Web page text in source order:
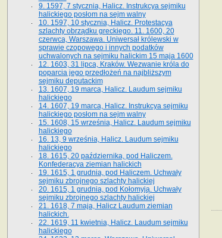
9. 1597, 7 stycznia, Halicz. Instrukcya sejmiku
halickiego posłom na sejm walny
10. 1597, 10 stycznia, Halicz. Protestacya
szlachty obrządku greckiego. 11. 1600, 20
czerwca, Warszawa. Uniwersał królewski w
sprawie czopowego i innych podatków
uchwalonych na sejmiku halickim 15 maja 1600
12. 1603, 31 lipca, Kraków. Wezwanie króla do
poparcia jego przedłożeń na najbliższym
sejmiku deputackim
13. 1607, 19 marca, Halicz. Laudum sejmiku
halickiego
14. 1607, 19 marca, Halicz. Instrukcya sejmiku
halickiego posłom na sejm walny
15. 1608, 15 września, Halicz. Laudum sejmiku
halickiego
16. 13, 9 września, Halicz. Laudum sejmiku
halickiego
18. 1615, 20 października, pod Haliczem.
Konfederacya ziemian halickich
19. 1615, 1 grudnia, pod Haliczem. Uchwały
sejmiku zbrojnego szlachty halickiej
20. 1615, 1 grudnia, pod Kołomyją. Uchwały
sejmiku zbrojnego szlachty halickiej
21. 1618, 7 maja, Halicz Laudum ziemian
halickich.
22. 1619, 11 kwietnia, Halicz. Laudum sejmiku
halickiego